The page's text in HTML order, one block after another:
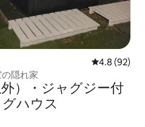
レビュー92
4.8 (92)
隠れ家
）・ジャグジー付
ハウス